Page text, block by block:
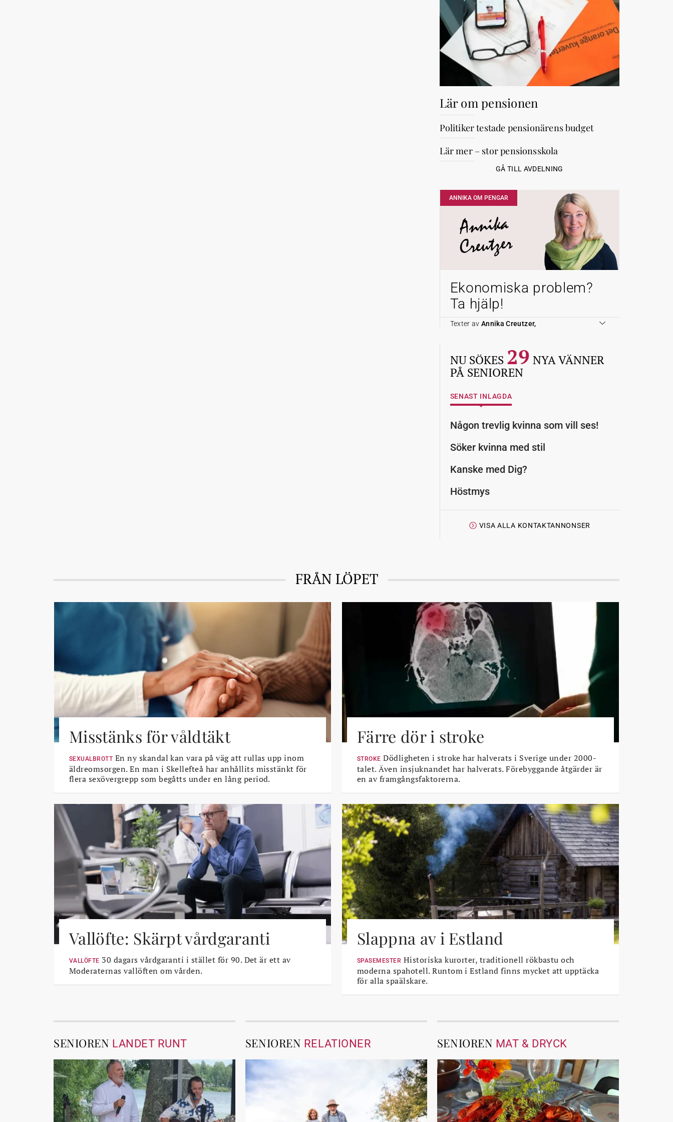
Lär om pensionen
Politiker testade pensionärens budget
Lär mer – stor pensionsskola
GÅ TILL AVDELNING
ANNIKA OM PENGAR
Annika
Creutzer
Ekonomiska problem?
Ta hjälp!
Texter av Annika Creutzer,
NU SÖKES 29 NYA VÄNNER
PÅ SENIOREN
SENAST INLAGDA
Någon trevlig kvinna som vill ses!
Söker kvinna med stil
Kanske med Dig?
Höstmys
VISA ALLA KONTAKTANNONSER
FRÅN LÖPET
Misstänks för våldtäkt
SEXUALBROTT En ny skandal kan vara på väg att rullas upp inom
äldreomsorgen. En man i Skellefteå har anhållits misstänkt för
flera sexövergrepp som begåtts under en lång period.
Färre dör i stroke
STROKE Dödligheten i stroke har halverats i Sverige under 2000-
talet. Även insjuknandet har halverats. Förebyggande åtgärder är
en av framgångsfaktorerna.
Vallöfte: Skärpt vårdgaranti
VALLÖFTE 30 dagars vårdgaranti i stället för 90. Det är ett av
Moderaternas vallöften om vården.
Slappna av i Estland
SPASEMESTER Historiska kurorter, traditionell rökbastu och
moderna spahotell. Runtom i Estland finns mycket att upptäcka
för alla spaälskare.
SENIOREN LANDET RUNT SENIOREN RELATIONER SENIOREN MAT & DRYCK